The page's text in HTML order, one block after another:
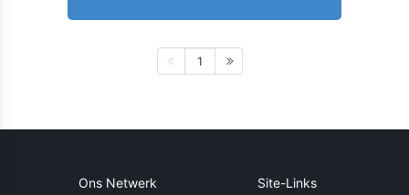
1
Ons Netwerk Site-Links